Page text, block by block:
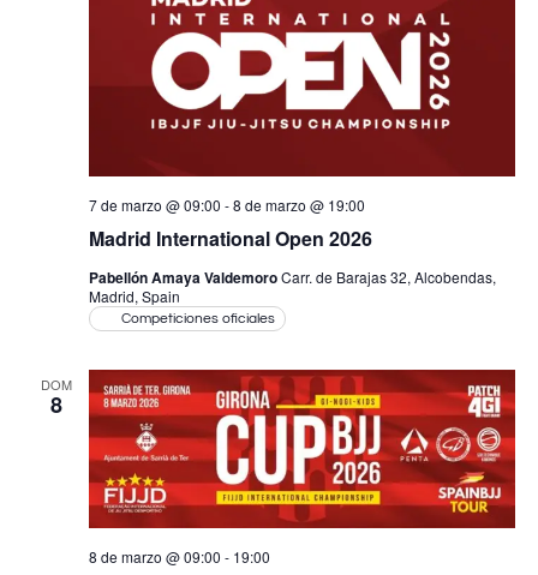
Madrid International Open 2026
7 de marzo @ 09:00 -8 de marzo @ 19:00
Pabellón Amaya ValdemoroCarr. de Barajas 32, Alcobendas,
Madrid, Spain
Competiciones oficiales
DOM
8
8 de marzo @ 09:00 - 19:00